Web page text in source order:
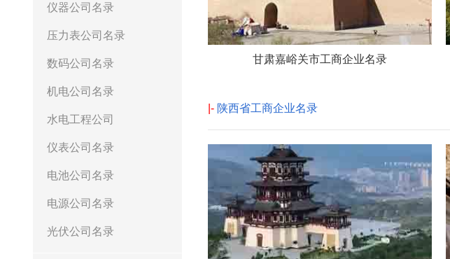
仪器公司名录
压力表公司名录
数码公司名录
机电公司名录
水电工程公司
仪表公司名录
电池公司名录
电源公司名录
光伏公司名录
甘肃嘉峪关市工商企业名录
|- 陕西省工商企业名录